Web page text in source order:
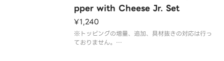
pper with Cheese Jr. Set
¥1,240
※トッピングの増量、追加、具材抜きの対応は行っ
ておりません。